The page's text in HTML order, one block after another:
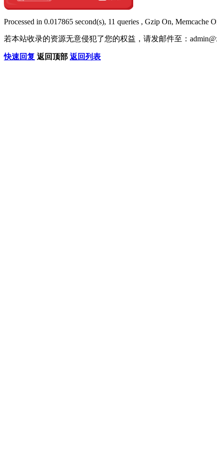
Processed in 0.017865 second(s), 11 queries , Gzip On, Memcache
若本站收录的资源无意侵犯了您的权益，请发邮件至：
快速回复 返回顶部 返回列表